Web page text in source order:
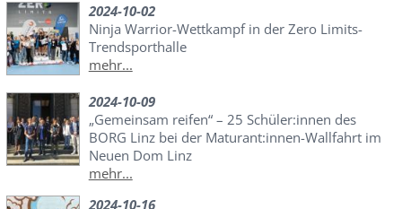
2024-10-02
Ninja Warrior-Wettkampf in der Zero Limits-
Trendsporthalle
mehr...
2024-10-09
„Gemeinsam reifen“ – 25 Schüler:innen des
BORG Linz bei der Maturant:innen-Wallfahrt im
Neuen Dom Linz
mehr...
2024-10-16